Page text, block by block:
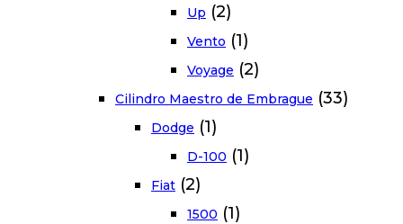
Up (2)
Vento (1)
Voyage (2)
Cilindro Maestro de Embrague (33)
Dodge (1)
D-100 (1)
Fiat (2)
1500 (1)